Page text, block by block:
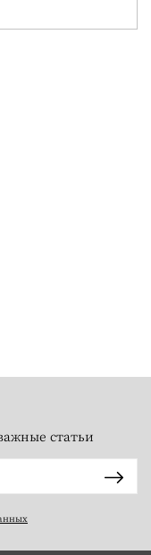
статьи